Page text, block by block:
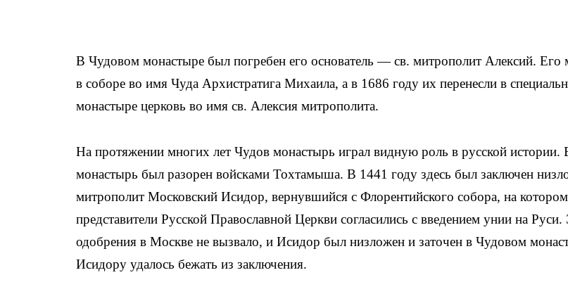
В Чудовом монастыре был погребен его основатель — св. митрополит Алексий. Его
в соборе во имя Чуда Архистратига Михаила, а в 1686 году их перенесли в
монастыре церковь во имя св. Алексия митрополита.
На протяжении многих лет Чудов монастырь играл видную роль в русской истории.
монастырь был разорен войсками Тохтамыша. В 1441 году здесь был заключен
митрополит Московский Исидор, вернувшийся с Флорентийского собора, на
представители Русской Православной Церкви согласились с введением унии на Руси.
одобрения в Москве не вызвало, и Исидор был низложен и заточен в Чудовом
Исидору удалось бежать из заключения.